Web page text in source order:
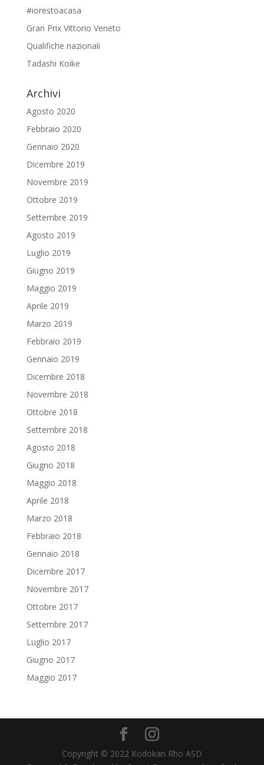
#iorestoacasa
Gran Prix Vittorio Veneto
Qualifiche nazionali
Tadashi Koike
Archivi
Agosto 2020
Febbraio 2020
Gennaio 2020
Dicembre 2019
Novembre 2019
Ottobre 2019
Settembre 2019
Agosto 2019
Luglio 2019
Giugno 2019
Maggio 2019
Aprile 2019
Marzo 2019
Febbraio 2019
Gennaio 2019
Dicembre 2018
Novembre 2018
Ottobre 2018
Settembre 2018
Agosto 2018
Giugno 2018
Maggio 2018
Aprile 2018
Marzo 2018
Febbraio 2018
Gennaio 2018
Dicembre 2017
Novembre 2017
Ottobre 2017
Settembre 2017
Luglio 2017
Giugno 2017
Maggio 2017
Copyright © 2022 Kodokan Rho ASD